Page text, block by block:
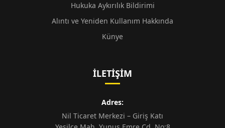
Hukuka Aykırılık Bildirimi
Alıntı ve Yeniden Kullanım Hakkında
Künye
İLETIŞIM
Adres:
Nil Ticaret Merkezi – Giriş Katı